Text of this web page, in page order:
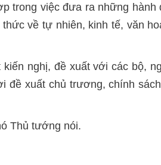
trong việc đưa ra những hành
về tự nhiên, kinh tế, văn
nghị, đề xuất với các bộ,
đề xuất chủ trương, chính
Thủ tướng nói.